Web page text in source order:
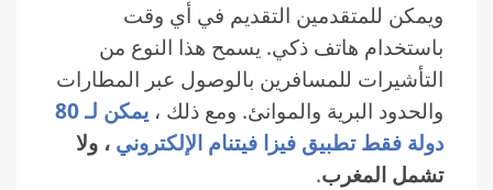
ويمكن للمتقدمين التقديم في أي وقت
باستخدام هاتف ذكي. يسمح هذا النوع من
التأشيرات للمسافرين بالوصول عبر المطارات
والحدود البرية والموانئ. ومع ذلك ،
يمكن لـ 80
دولة فقط تطبيق فيزا فيتنام الإلكتروني ، ولا
تشمل المغرب.